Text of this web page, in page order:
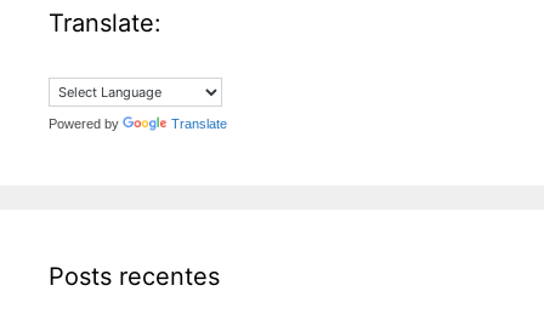
Translate:
Powered by Translate
Posts recentes